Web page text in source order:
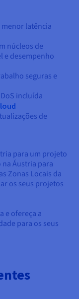
menor latência
núcleos de
e desempenho
seguras e
incluída
de
para um projeto
Áustria para
Zonas Locais da
os seus projetos
e ofereça a
para os seus